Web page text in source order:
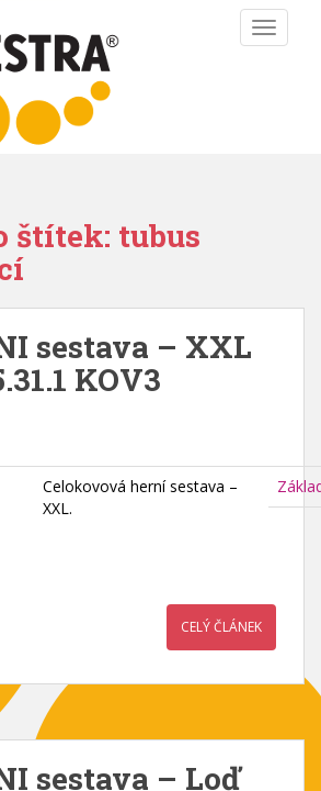
štítek: tubus
sestava – XXL
KOV3
Celokovová herní sestava –
XXL.
CELÝ ČLÁNEK
sestava – Loď